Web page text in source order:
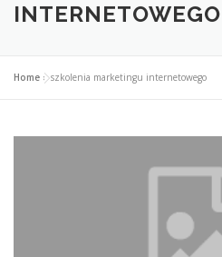
INTERNETOWEGO
Home »szkolenia marketingu internetowego